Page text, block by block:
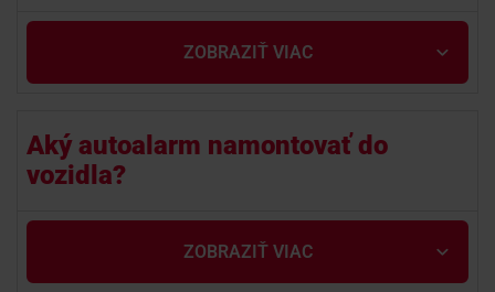
ZOBRAZIŤ VIAC
Aký autoalarm namontovať do
vozidla?
ZOBRAZIŤ VIAC